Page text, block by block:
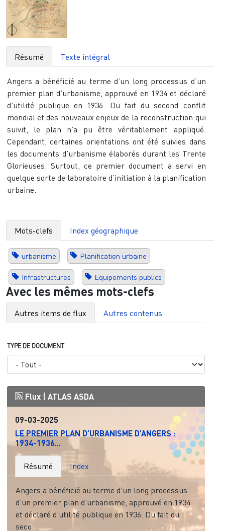
Résumé Texte intégral
Angers a bénéficié au terme d’un long processus d’un
premier plan d’urbanisme, approuvé en 1934 et déclaré
d’utilité publique en 1936. Du fait du second conflit
mondial et des nouveaux enjeux de la reconstruction qui
suivit, le plan n’a pu être véritablement appliqué.
Cependant, certaines orientations ont été suivies dans
les documents d’urbanisme élaborés durant les Trente
Glorieuses. Surtout, ce premier document a servi en
quelque sorte de laboratoire d’initiation à la planification
urbaine.
Mots-clefs Index géographique
urbanisme Planification urbaine
Infrastructures Equipements publics
Avec les mêmes mots-clefs
Autres items de flux Autres contenus
TYPE DE DOCUMENT
Flux | ATLAS ASDA
09-03-2025
LE PREMIER PLAN D’URBANISME D’ANGERS :
1934-1936...
Résumé Index
Angers a bénéficié au terme d’un long processus
d’un premier plan d’urbanisme, approuvé en 1934
et déclaré d’utilité publique en 1936. Du fait du
seco...